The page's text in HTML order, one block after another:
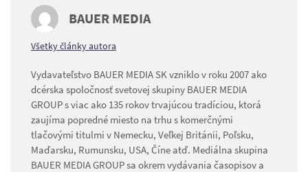
BAUER MEDIA
Všetky články autora
Vydavateľstvo BAUER MEDIA SK vzniklo v roku 2007 ako
dcérska spoločnosť svetovej skupiny BAUER MEDIA
GROUP s viac ako 135 rokov trvajúcou tradíciou, ktorá
zaujíma popredné miesto na trhu s komerčnými
tlačovými titulmi v Nemecku, Veľkej Británii, Poľsku,
Maďarsku, Rumunsku, USA, Číne atď. Mediálna skupina
BAUER MEDIA GROUP sa okrem vydávania časopisov a